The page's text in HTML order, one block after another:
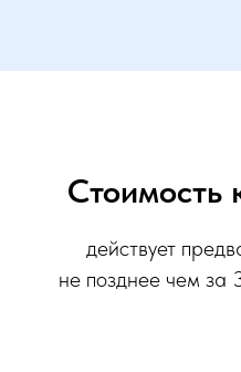
Стоимость
действует
не позднее чем за